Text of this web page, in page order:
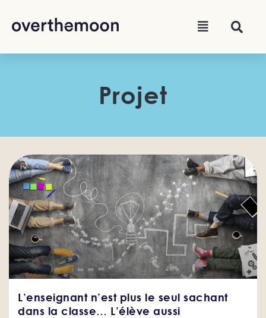
Projet
L’enseignant n’est plus le seul sachant
dans la classe… L’élève aussi